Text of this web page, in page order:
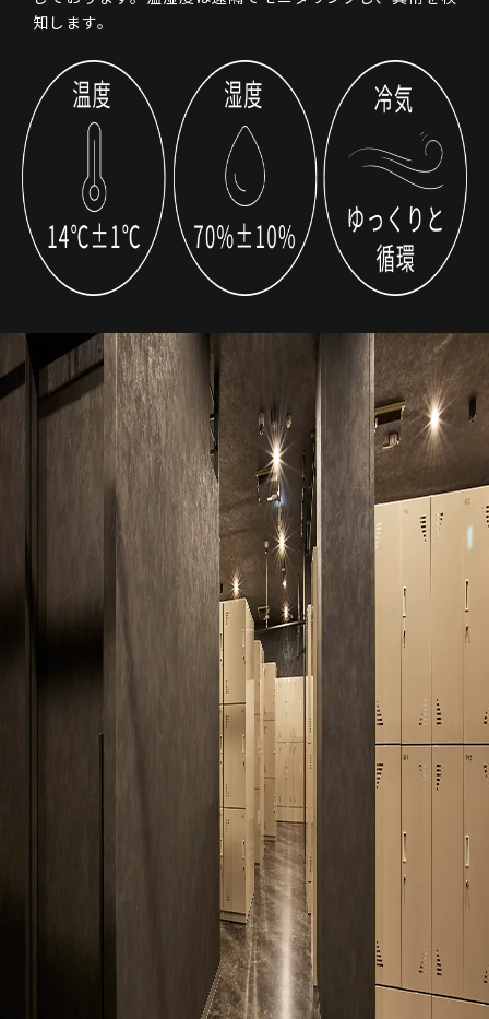
知します。